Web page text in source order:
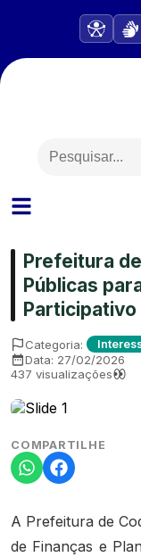
Prefeitura
Públicas
Participativo
Categoria:
Data: 27/02/2026
437 visualizações
COMPARTILHE
A Prefeitura de
de Finanças e